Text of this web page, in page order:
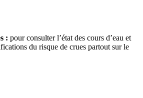
: pour consulter l’état des cours d’eau et
du risque de crues partout sur le